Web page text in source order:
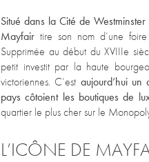
Situé dans la Cité de
Mayfair tire son nom d’une
Supprimée au début du XVIIIe
petit investit par la haute
victoriennes. C’est aujourd’hui
pays côtoient les boutiques de
quartier le plus cher sur le
L’ICÔNE DE